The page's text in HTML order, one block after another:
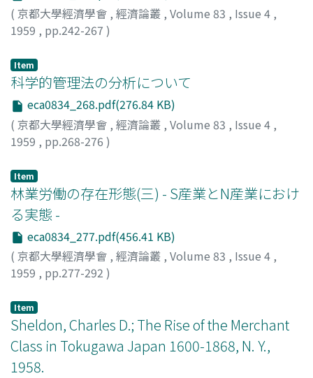
( 京都大學經濟學會 , 經濟論叢 , Volume 83 , Issue 4 ,
1959 , pp.242-267 )
Item
科学的管理法の分析について
eca0834_268.pdf(276.84 KB)
( 京都大學經濟學會 , 經濟論叢 , Volume 83 , Issue 4 ,
1959 , pp.268-276 )
Item
林業労働の存在形態(三) - S産業とN産業におけ
る実態 -
eca0834_277.pdf(456.41 KB)
( 京都大學經濟學會 , 經濟論叢 , Volume 83 , Issue 4 ,
1959 , pp.277-292 )
Takeo
Item
Sheldon, Charles D.; The Rise of the Merchant
Class in Tokugawa Japan 1600-1868, N. Y.,
1958.